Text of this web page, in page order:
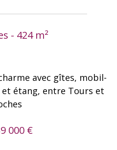
- 424 m²
avec gîtes, mobil-
et étang, entre Tours et
000 €